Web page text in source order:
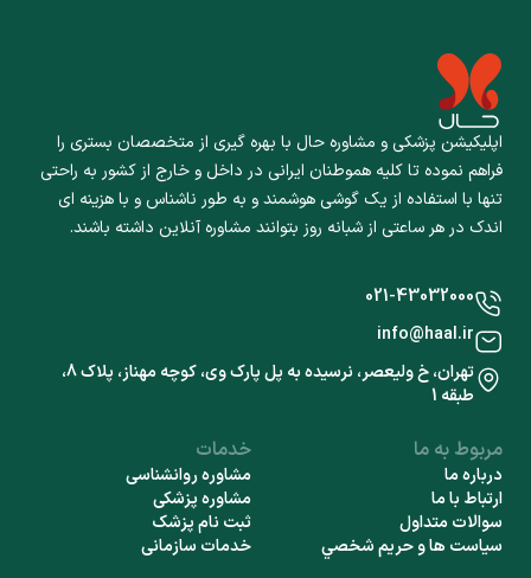
اپلیکیشن پزشکی و مشاوره حال با بهره گیری از متخصصان بستری را
فراهم نموده تا کلیه هموطنان ایرانی در داخل و خارج از کشور به راحتی
تنها با استفاده از یک گوشی هوشمند و به طور ناشناس و با هزینه ای
اندک در هر ساعتی از شبانه روز بتوانند مشاوره آنلاین داشته باشند.
مربوط به ما
درباره ما
ارتباط با ما
سوالات متداول
سياست ها و حريم شخصي
خدمات
مشاوره روانشناسی
مشاوره پزشکی
ثبت نام پزشک
خدمات سازمانی
021-43032000
info@haal.ir
تهران، خ ولیعصر، نرسیده به پل پارک وی، کوچه مهناز، پلاک 8،
طبقه 1